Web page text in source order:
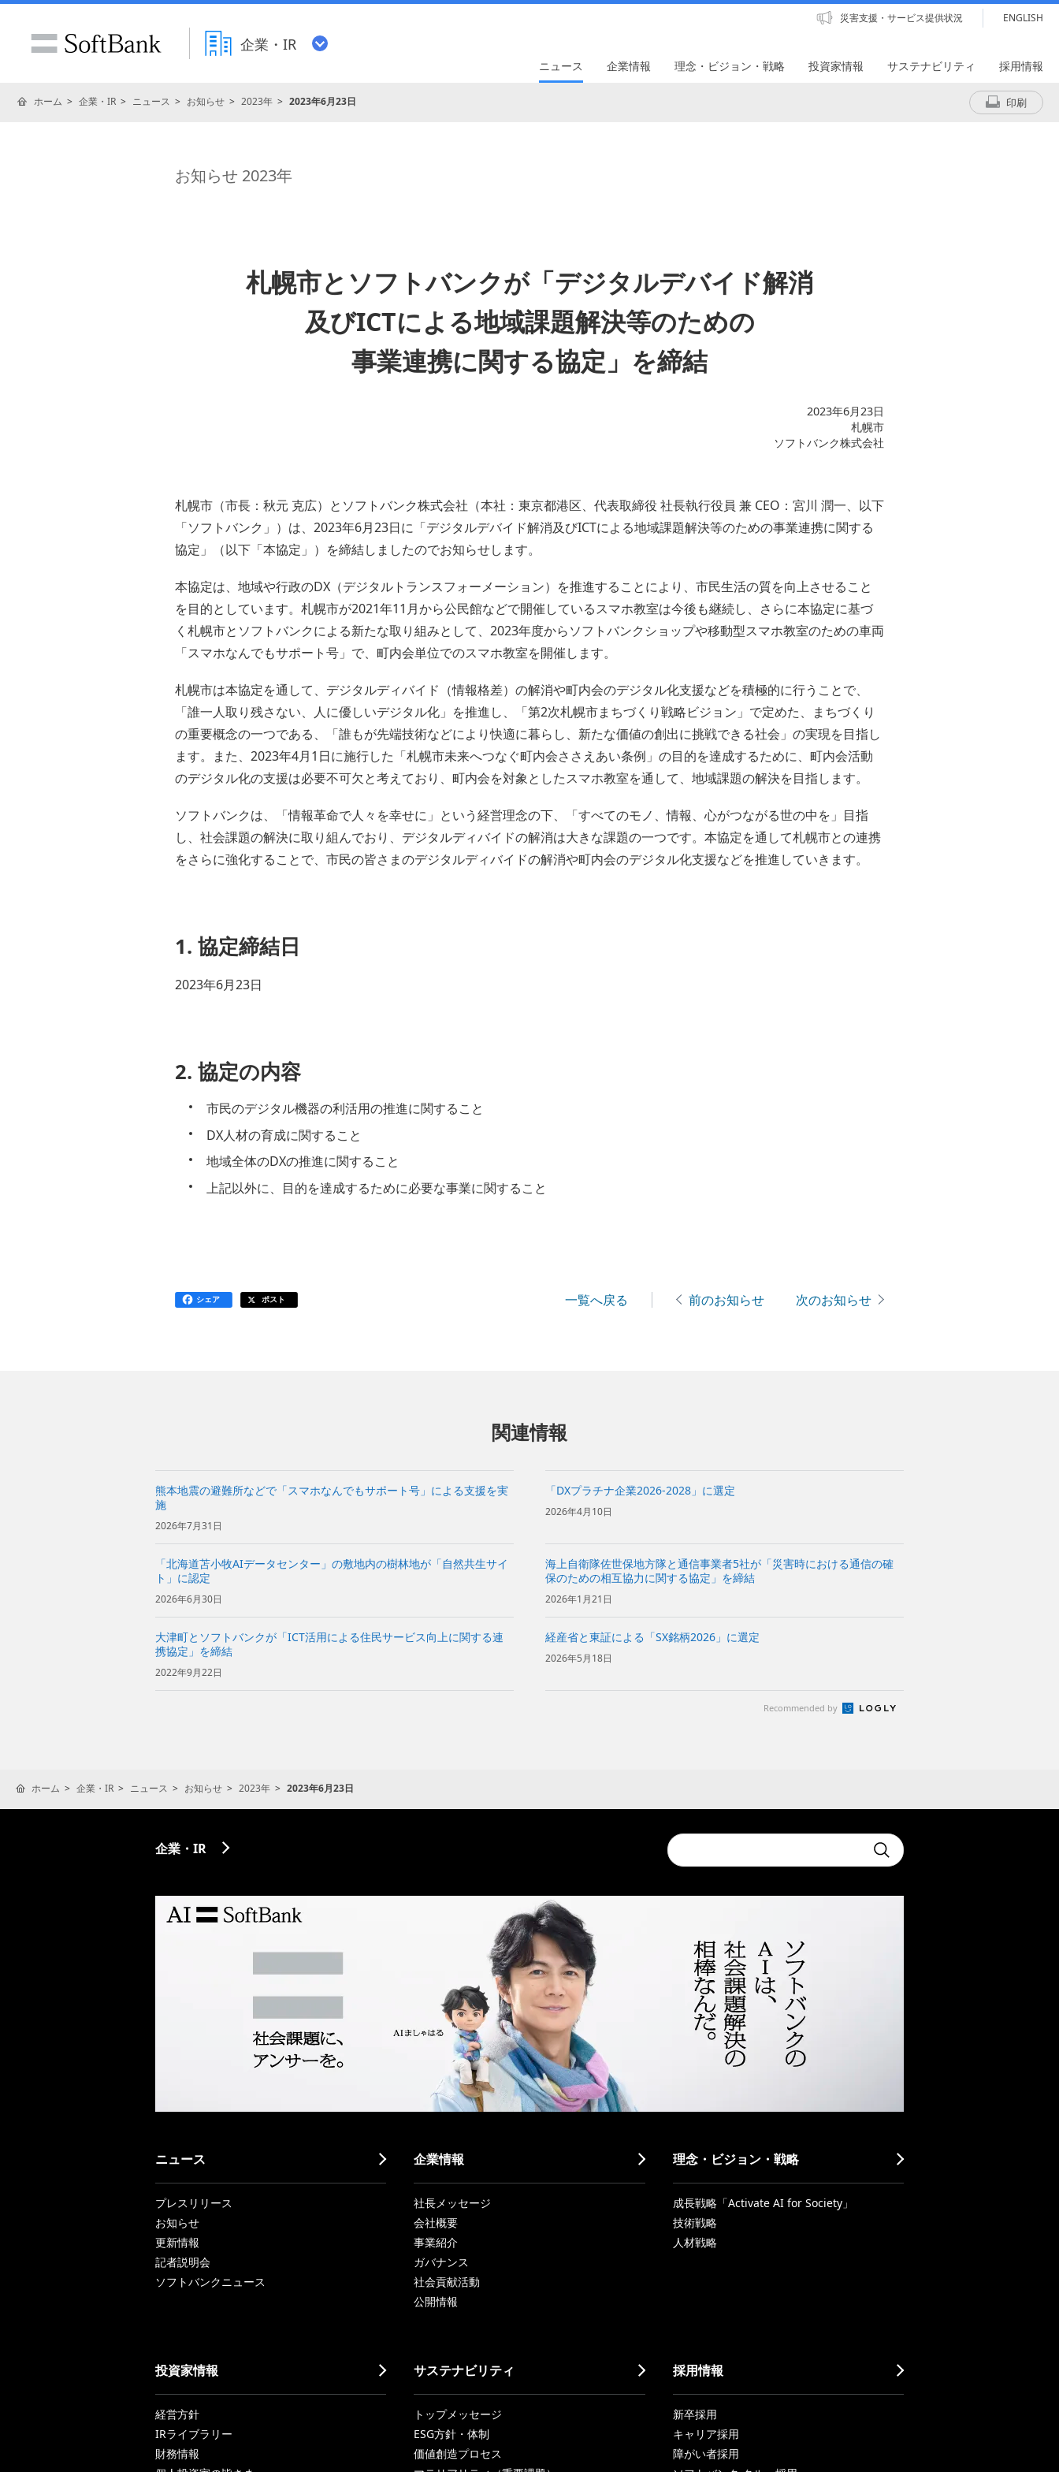
企業・IR
災害支援・サービス提供状況 ENGLISH
ニュース 企業情報 理念・ビジョン・戦略 投資家情報 サステナビリティ 採用情報
ホーム 企業・IR ニュース お知らせ 2023年 2023年6月23日 印刷
お知らせ 2023年
札幌市とソフトバンクが「デジタルデバイド解消
及びICTによる地域課題解決等のための
事業連携に関する協定」を締結
2023年6月23日
札幌市
ソフトバンク株式会社
札幌市（市長：秋元 克広）とソフトバンク株式会社（本社：東京都港区、代表取締役 社長執行役員 兼 CEO：宮川 潤一、以下
「ソフトバンク」）は、2023年6月23日に「デジタルデバイド解消及びICTによる地域課題解決等のための事業連携に関する
協定」（以下「本協定」）を締結しましたのでお知らせします。
本協定は、地域や行政のDX（デジタルトランスフォーメーション）を推進することにより、市民生活の質を向上させること
を目的としています。札幌市が2021年11月から公民館などで開催しているスマホ教室は今後も継続し、さらに本協定に基づ
く札幌市とソフトバンクによる新たな取り組みとして、2023年度からソフトバンクショップや移動型スマホ教室のための車両
「スマホなんでもサポート号」で、町内会単位でのスマホ教室を開催します。
札幌市は本協定を通して、デジタルディバイド（情報格差）の解消や町内会のデジタル化支援などを積極的に行うことで、
「誰一人取り残さない、人に優しいデジタル化」を推進し、「第2次札幌市まちづくり戦略ビジョン」で定めた、まちづくり
の重要概念の一つである、「誰もが先端技術などにより快適に暮らし、新たな価値の創出に挑戦できる社会」の実現を目指し
ます。また、2023年4月1日に施行した「札幌市未来へつなぐ町内会ささえあい条例」の目的を達成するために、町内会活動
のデジタル化の支援は必要不可欠と考えており、町内会を対象としたスマホ教室を通して、地域課題の解決を目指します。
ソフトバンクは、「情報革命で人々を幸せに」という経営理念の下、「すべてのモノ、情報、心がつながる世の中を」目指
し、社会課題の解決に取り組んでおり、デジタルディバイドの解消は大きな課題の一つです。本協定を通して札幌市との連携
をさらに強化することで、市民の皆さまのデジタルディバイドの解消や町内会のデジタル化支援などを推進していきます。
1. 協定締結日
2023年6月23日
2. 協定の内容
市民のデジタル機器の利活用の推進に関すること
DX人材の育成に関すること
地域全体のDXの推進に関すること
上記以外に、目的を達成するために必要な事業に関すること
シェア ポスト 一覧へ戻る 前のお知らせ 次のお知らせ
関連情報
熊本地震の避難所などで「スマホなんでもサポート号」による支援を実
施
2026年7月31日
「DXプラチナ企業2026-2028」に選定
2026年4月10日
「北海道苫小牧AIデータセンター」の敷地内の樹林地が「自然共生サイ
ト」に認定
2026年6月30日
海上自衛隊佐世保地方隊と通信事業者5社が「災害時における通信の確
保のための相互協力に関する協定」を締結
2026年1月21日
大津町とソフトバンクが「ICT活用による住民サービス向上に関する連
携協定」を締結
2022年9月22日
経産省と東証による「SX銘柄2026」に選定
2026年5月18日
Recommended by
ホーム 企業・IR ニュース お知らせ 2023年 2023年6月23日
Conduct
a
search
Submit
企業・IR
ニュース
プレスリリース
お知らせ
更新情報
記者説明会
ソフトバンクニュース
企業情報
社長メッセージ
会社概要
事業紹介
ガバナンス
社会貢献活動
公開情報
理念・ビジョン・戦略
成長戦略「Activate AI for Society」
技術戦略
人材戦略
投資家情報
経営方針
IRライブラリー
財務情報
サステナビリティ
トップメッセージ
ESG方針・体制
価値創造プロセス
採用情報
新卒採用
キャリア採用
障がい者採用